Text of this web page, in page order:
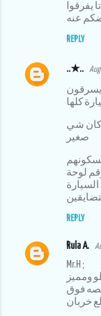
تا يفرقوا
عنه
REPLY
..★..
يسرقون
كلها
كان شي
صغير
لوحة
REPLY
Rula A.
Mr.H ;
ومميز
فوق